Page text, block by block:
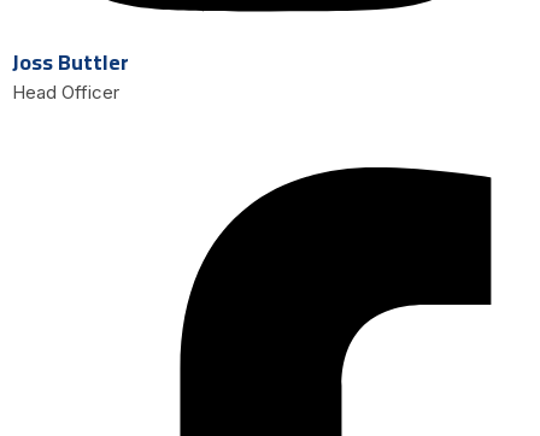
Joss Buttler
Head Officer